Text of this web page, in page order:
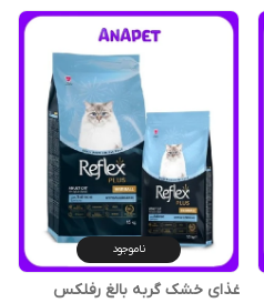
ناموجود
غذای خشک گربه بالغ رفلکس